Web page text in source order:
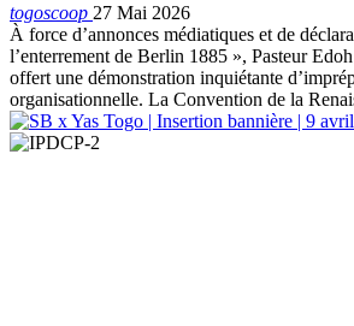
togoscoop 27 Mai 2026
À force d’annonces médiatiques et de
l’enterrement de Berlin 1885 », Pasteur
offert une démonstration inquiétante
organisationnelle. La Convention de la